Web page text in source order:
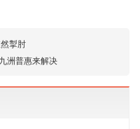
掣肘
洲普惠来解决